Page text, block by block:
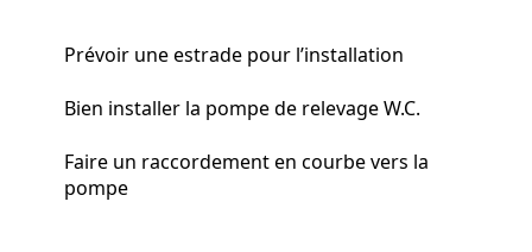
Prévoir une estrade pour l’installation
Bien installer la pompe de relevage W.C.
Faire un raccordement en courbe vers la
pompe